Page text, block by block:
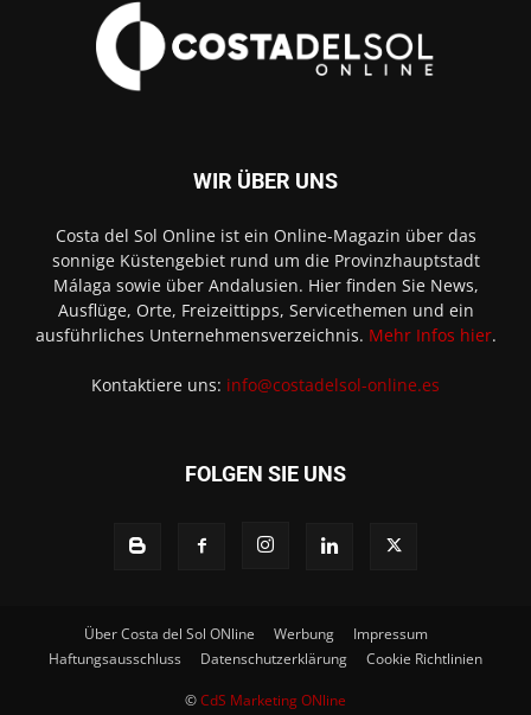
WIR ÜBER UNS
Costa del Sol Online ist ein Online-Magazin über das
sonnige Küstengebiet rund um die Provinzhauptstadt
Málaga sowie über Andalusien. Hier finden Sie News,
Ausflüge, Orte, Freizeittipps, Servicethemen und ein
ausführliches Unternehmensverzeichnis. Mehr Infos hier.
Kontaktiere uns: info@costadelsol-online.es
FOLGEN SIE UNS
Über Costa del Sol ONline Werbung
Impressum
Haftungsausschluss
Datenschutzerklärung Cookie Richtlinien
©CdS Marketing ONline